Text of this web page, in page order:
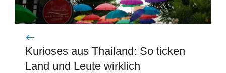
Kurioses aus Thailand: So ticken
Land und Leute wirklich